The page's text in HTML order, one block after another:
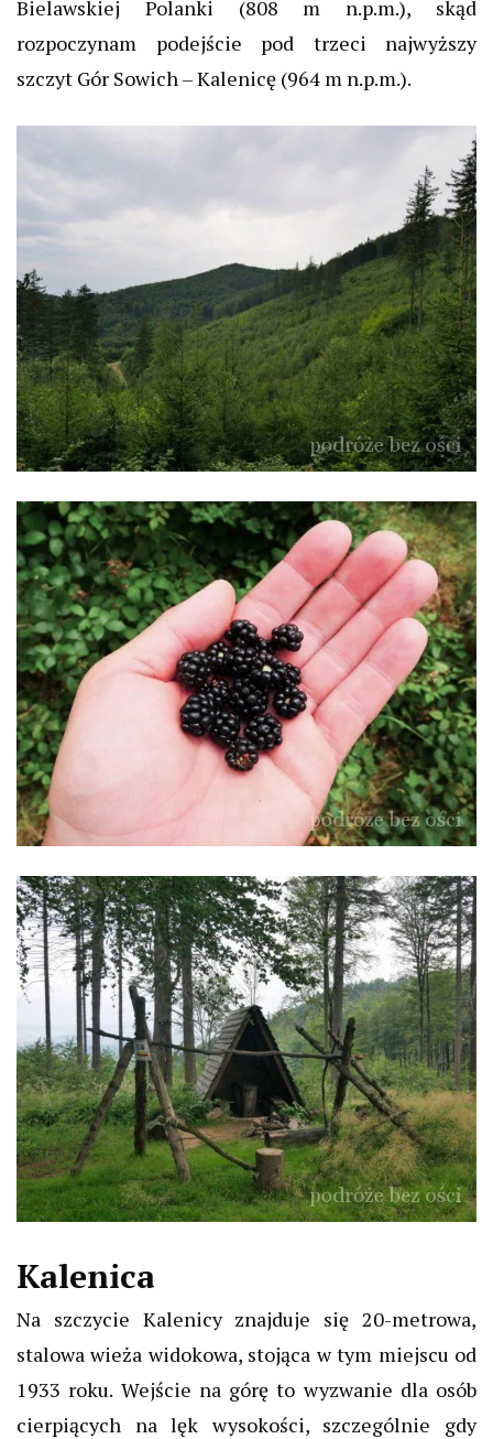
Bielawskiej Polanki (808 m n.p.m.), skąd
rozpoczynam podejście pod trzeci najwyższy
szczyt Gór Sowich – Kalenicę (964 m n.p.m.).
Kalenica
Na szczycie Kalenicy znajduje się 20-metrowa,
stalowa wieża widokowa, stojąca w tym miejscu od
1933 roku. Wejście na górę to wyzwanie dla osób
cierpiących na lęk wysokości, szczególnie gdy